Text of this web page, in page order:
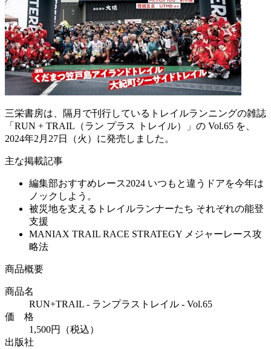
三栄書房は、隔月で刊行しているトレイルランニングの雑誌
「RUN + TRAIL（ラン プラス トレイル）」の Vol.65 を、
2024年2月27日（火）に発売しました。
主な掲載記事
編集部おすすめレース2024 いつもと違うドアを今年は
ノックしよう。
被災地を支えるトレイルランナーたち それぞれの能登
支援
MANIAX TRAIL RACE STRATEGY メジャーレース攻
略法
商品概要
商品名
RUN+TRAIL - ランプラストレイル - Vol.65
価 格
1,500円（税込）
出版社